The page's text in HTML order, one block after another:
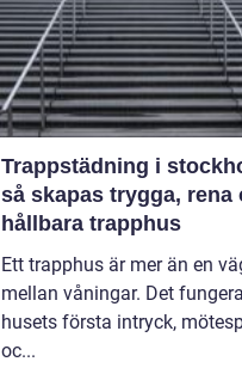
Trappstädning i
så skapas trygga, rena
hållbara trapphus
Ett trapphus är mer än en
mellan våningar. Det
husets första intryck,
oc...